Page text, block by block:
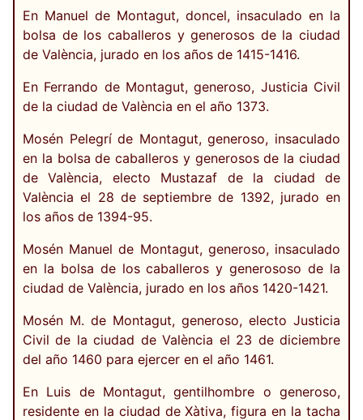
En Manuel de Montagut, doncel, insaculado en la
bolsa de los caballeros y generosos de la ciudad
de València, jurado en los años de 1415-1416.
En Ferrando de Montagut, generoso, Justicia Civil
de la ciudad de València en el año 1373.
Mosén Pelegrí de Montagut, generoso, insaculado
en la bolsa de caballeros y generosos de la ciudad
de València, electo Mustazaf de la ciudad de
València el 28 de septiembre de 1392, jurado en
los años de 1394-95.
Mosén Manuel de Montagut, generoso, insaculado
en la bolsa de los caballeros y generososo de la
ciudad de València, jurado en los años 1420-1421.
Mosén M. de Montagut, generoso, electo Justicia
Civil de la ciudad de València el 23 de diciembre
del año 1460 para ejercer en el año 1461.
En Luis de Montagut, gentilhombre o generoso,
residente en la ciudad de Xàtiva, figura en la tacha